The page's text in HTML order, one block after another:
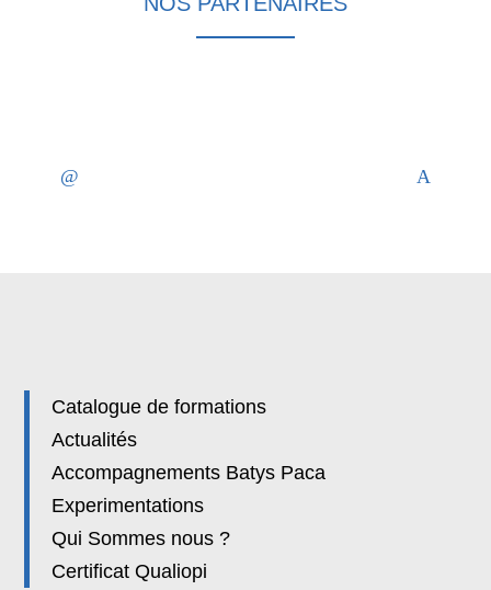
Catalogue de formations
Actualités
Accompagnements Batys Paca
Experimentations
Qui Sommes nous ?
Certificat Qualiopi